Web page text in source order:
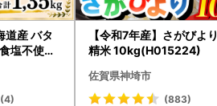
道産 バタ
塩不使用
(4)
【令和7年産】さがびより
精米 10kg(H015224)
佐賀県神埼市
(883)